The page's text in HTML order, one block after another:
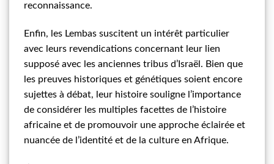
reconnaissance.
Enfin, les Lembas suscitent un intérêt particulier
avec leurs revendications concernant leur lien
supposé avec les anciennes tribus d’Israël. Bien que
les preuves historiques et génétiques soient encore
sujettes à débat, leur histoire souligne l’importance
de considérer les multiples facettes de l’histoire
africaine et de promouvoir une approche éclairée et
nuancée de l’identité et de la culture en Afrique.